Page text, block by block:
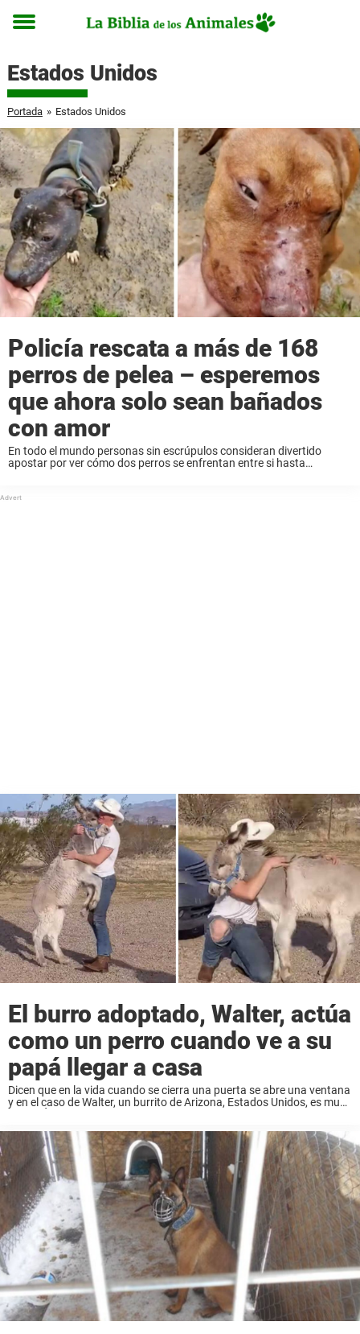
Toggle
Estados Unidos
Portada » Estados Unidos
Policía rescata a más de 168
perros de pelea – esperemos
que ahora solo sean bañados
con amor
En todo el mundo personas sin escrúpulos consideran divertido
apostar por ver cómo dos perros se enfrentan entre si hasta
El burro adoptado, Walter, actúa
como un perro cuando ve a su
papá llegar a casa
Dicen que en la vida cuando se cierra una puerta se abre una ventana
y en el caso de Walter, un burrito de Arizona, Estados Unidos, es muy